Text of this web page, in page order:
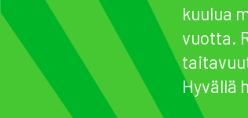
kuulua
vuotta.
Hyvällä